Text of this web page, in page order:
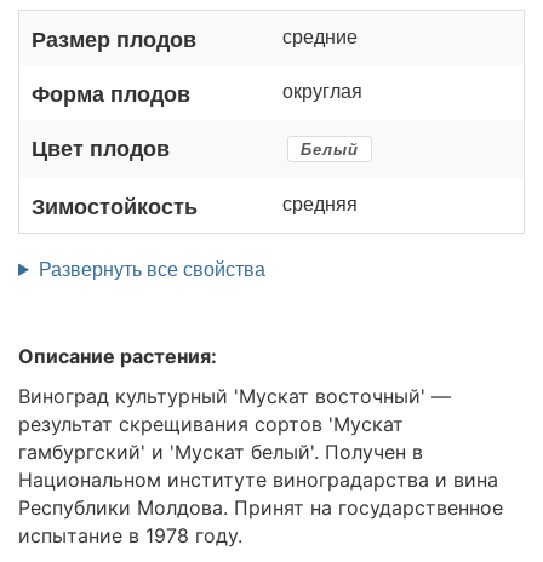
Размер плодов средние
Форма плодов округлая
Цвет плодов Белый
Зимостойкость средняя
Развернуть все свойства
Описание растения:
Виноград культурный 'Мускат восточный' —
результат скрещивания сортов 'Мускат
гамбургский' и 'Мускат белый'. Получен в
Национальном институте виноградарства и вина
Республики Молдова. Принят на государственное
испытание в 1978 году.